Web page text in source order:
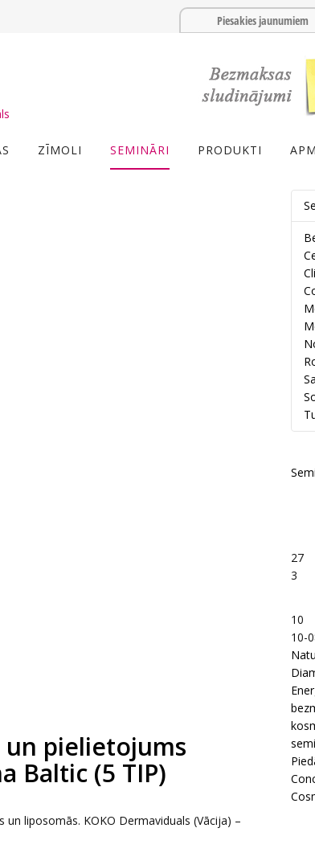
Piesakies jaunumiem
ZĪMOLI SEMINĀRI PRODUKTI
un pielietojums
Baltic (5 TIP)
liposomās. KOKO Dermaviduals (Vācija) –
27
3
10
10-